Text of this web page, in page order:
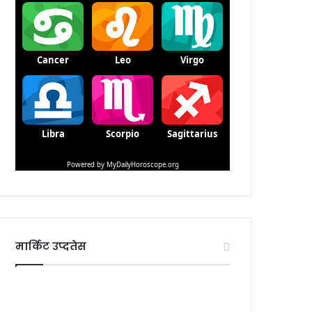
मार्किट उप्दतेस